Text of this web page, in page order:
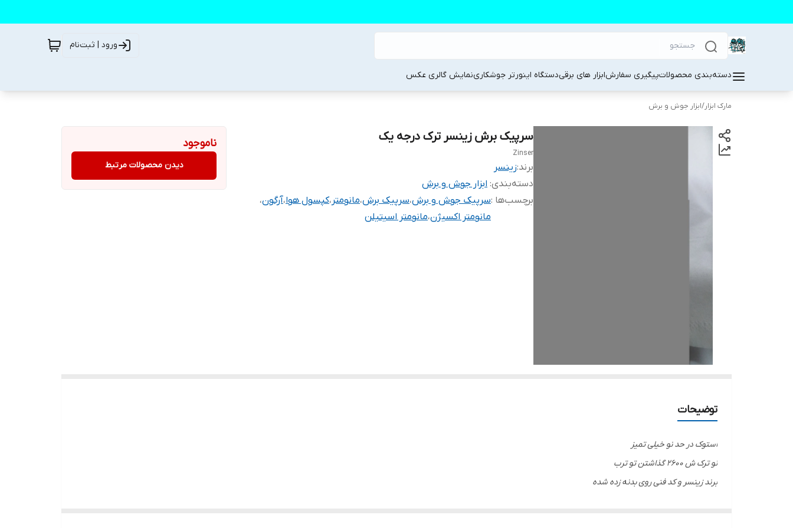
ورود | ثبت‌نام
دسته‌بندی محصولاتپیگیری سفارشابزار های برقیدستگاه اینورتر جوشکارینمایش گالری عکس
مارک ابزار/ابزار جوش و برش
سرپیک برش زینسر ترک درجه یک
Zinser
برند:زینسر
دسته‌بندی: ابزار جوش و برش
برچسب‌ها :سرپیک جوش و برش،سرپیک برش،مانومتر ،کپسول هوا،آرگون،
مانومتر اکسیژن،مانومتر اسیتیلن
ناموجود
دیدن محصولات مرتبط
توضیحات
استوک در حد نو خیلی تمیز
نو ترک ش ۲۶۰۰ گذاشتن تو ترب
برند زینسر و کد فنی روی بدنه زده شده